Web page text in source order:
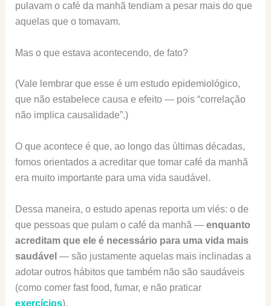
pulavam o café da manhã tendiam a pesar mais do que
aquelas que o tomavam.
Mas o que estava acontecendo, de fato?
(Vale lembrar que esse é um estudo epidemiológico,
que não estabelece causa e efeito — pois “correlação
não implica causalidade”.)
O que acontece é que, ao longo das últimas décadas,
fomos orientados a acreditar que tomar café da manhã
era muito importante para uma vida saudável.
Dessa maneira, o estudo apenas reporta um viés: o de
que pessoas que pulam o café da manhã — enquanto
acreditam que ele é necessário para uma vida mais
saudável — são justamente aquelas mais inclinadas a
adotar outros hábitos que também não são saudáveis
(como comer fast food, fumar, e não praticar
exercícios).